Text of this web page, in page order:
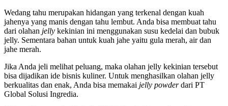
Wedang tahu merupakan hidangan yang terkenal dengan kuah
jahenya yang manis dengan tahu lembut. Anda bisa membuat tahu
dari olahan jelly kekinian ini menggunakan susu kedelai dan bubuk
jelly. Sementara bahan untuk kuah jahe yaitu gula merah, air dan
jahe merah.
Jika Anda jeli melihat peluang, maka olahan jelly kekinian tersebut
bisa dijadikan ide bisnis kuliner. Untuk menghasilkan olahan jelly
berkualitas dan enak, Anda bisa memakai jelly powderdari PT
Global Solusi Ingredia.